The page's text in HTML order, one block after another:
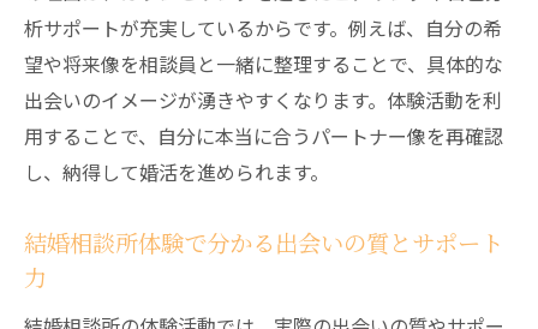
析サポートが充実しているからです。例えば、自分の希
望や将来像を相談員と一緒に整理することで、具体的な
出会いのイメージが湧きやすくなります。体験活動を利
用することで、自分に本当に合うパートナー像を再確認
し、納得して婚活を進められます。
結婚相談所体験で分かる出会いの質とサポート
力